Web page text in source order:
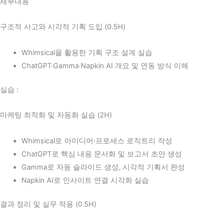
구조적 사고와 시각적 기획 도입 (0.5H)
Whimsical을 활용한 기획 구조 설계 실습
ChatGPT·Gamma·Napkin AI 개요 및 연동 방식 이해
실습 :
마케팅 최적화 및 자동화 실습 (2H)
Whimsical로 아이디어·프로세스 로직트리 작성
ChatGPT로 핵심 내용 문서화 및 보고서 초안 생성
Gamma로 자동 슬라이드 생성, 시각적 기획서 완성
Napkin AI로 인사이트 연결 시각화 실습
결과 정리 및 실무 적용 (0.5H)